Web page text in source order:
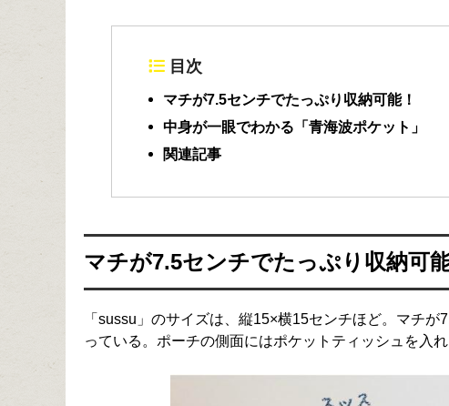
目次
マチが7.5センチでたっぷり収納可能！
中身が一眼でわかる「青海波ポケット」
関連記事
マチが7.5センチでたっぷり収納可能
「sussu」のサイズは、縦15×横15センチほど。マチ
っている。ポーチの側面にはポケットティッシュを入れ